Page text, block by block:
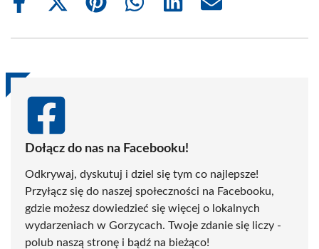
Share
Share
(Twitter)
Share
Share
Share
Share
Dołącz do nas na Facebooku!
Odkrywaj, dyskutuj i dziel się tym co najlepsze!
Przyłącz się do naszej społeczności na Facebooku,
gdzie możesz dowiedzieć się więcej o lokalnych
wydarzeniach w Gorzycach. Twoje zdanie się liczy -
polub naszą stronę i bądź na bieżąco!